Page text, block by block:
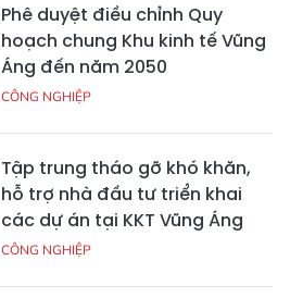
Phê duyệt điều chỉnh Quy
hoạch chung Khu kinh tế Vũng
Áng đến năm 2050
CÔNG NGHIỆP
Tập trung tháo gỡ khó khăn,
hỗ trợ nhà đầu tư triển khai
các dự án tại KKT Vũng Áng
CÔNG NGHIỆP